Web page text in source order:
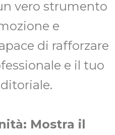
vero strumento
e
di rafforzare
e il tuo
Mostra il